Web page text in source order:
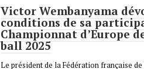
Victor Wembanyama
conditions de sa
Championnat d’Europe
ball 2025
Le président de la Fédération française